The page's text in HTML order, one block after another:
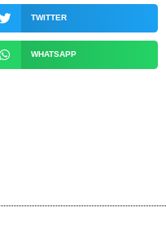
TWITTER
WHATSAPP